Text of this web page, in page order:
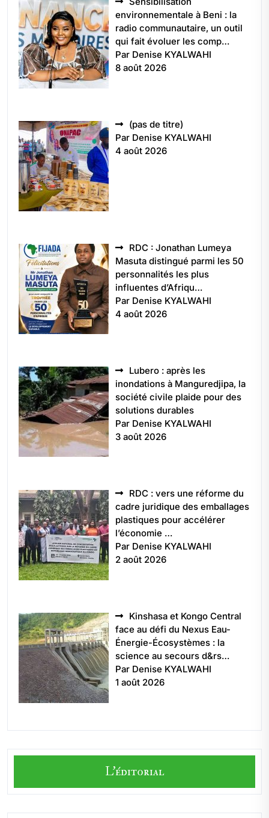
environnementale à Beni : la
radio communautaire, un outil
qui fait évoluer les comp…
Par Denise KYALWAHI
8 août 2026
(pas de titre)
5496
Par Denise KYALWAHI
4 août 2026
RDC : Jonathan Lumeya
Masuta distingué parmi les 50
personnalités les plus
influentes d’Afriqu…
Par Denise KYALWAHI
4 août 2026
Lubero : après les
inondations à Manguredjipa, la
société civile plaide pour des
solutions durables
Par Denise KYALWAHI
3 août 2026
RDC : vers une réforme du
cadre juridique des emballages
plastiques pour accélérer
l’économie …
Par Denise KYALWAHI
2 août 2026
Kinshasa et Kongo Central
face au défi du Nexus Eau-
Énergie-Écosystèmes : la
science au secours d&rs…
Par Denise KYALWAHI
1 août 2026
L'éditorial